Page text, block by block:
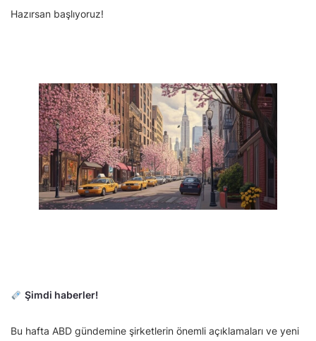
Hazırsan başlıyoruz!
Şimdi haberler!
Bu hafta ABD gündemine şirketlerin önemli açıklamaları ve yeni